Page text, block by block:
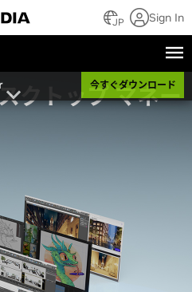
JP Sign In
今すぐダウンロード
クトップ マネー